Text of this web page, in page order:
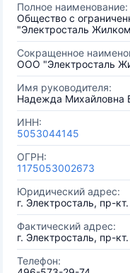
Полное наименование:
Общество с
"Электросталь
Сокращенное
ООО "Электросталь
Имя руководителя:
Надежда Михайловна
ИНН:
5053044145
ОГРН:
1175053002673
Юридический адрес:
г. Электросталь, пр-
Фактический адрес:
г. Электросталь, пр-
Телефон: